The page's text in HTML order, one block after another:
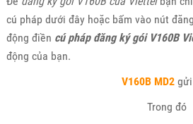
cú pháp dưới đây hoặc bấm vào nút
động điền cú pháp đăng ký gói V160B
động của bạn.
V160B MD2gửi
Trong đó